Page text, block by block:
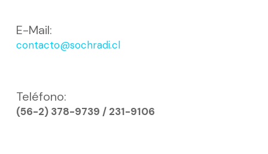
E-Mail:
contacto@sochradi.cl
Teléfono:
(56-2) 378-9739 / 231-9106